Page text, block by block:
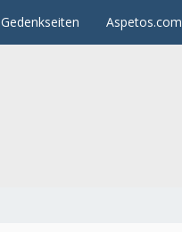
Gedenkseiten Aspetos.com